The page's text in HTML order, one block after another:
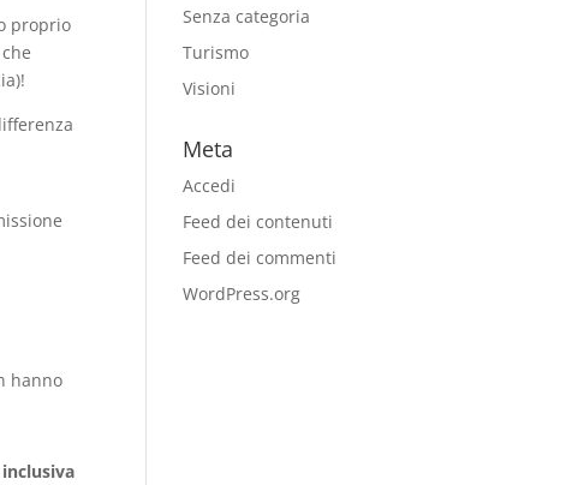
proprio
hanno
Senza categoria
Turismo
Visioni
Meta
Accedi
Feed dei contenuti
Feed dei commenti
WordPress.org